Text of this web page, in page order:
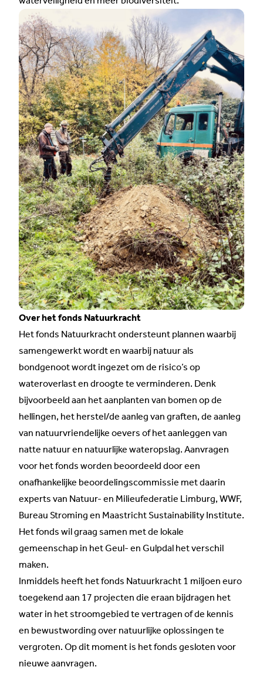
Over het fonds Natuurkracht
Het fonds Natuurkracht ondersteunt plannen waarbij
samengewerkt wordt en waarbij natuur als
bondgenoot wordt ingezet om de risico’s op
wateroverlast en droogte te verminderen. Denk
bijvoorbeeld aan het aanplanten van bomen op de
hellingen, het herstel/de aanleg van graften, de aanleg
van natuurvriendelijke oevers of het aanleggen van
natte natuur en natuurlijke wateropslag. Aanvragen
voor het fonds worden beoordeeld door een
onafhankelijke beoordelingscommissie met daarin
experts van Natuur- en Milieufederatie Limburg, WWF,
Bureau Stroming en Maastricht Sustainability Institute.
Het fonds wil graag samen met de lokale
gemeenschap in het Geul- en Gulpdal het verschil
maken.
Inmiddels heeft het fonds Natuurkracht 1 miljoen euro
toegekend aan 17 projecten die eraan bijdragen het
water in het stroomgebied te vertragen of de kennis
en bewustwording over natuurlijke oplossingen te
vergroten. Op dit moment is het fonds gesloten voor
nieuwe aanvragen.